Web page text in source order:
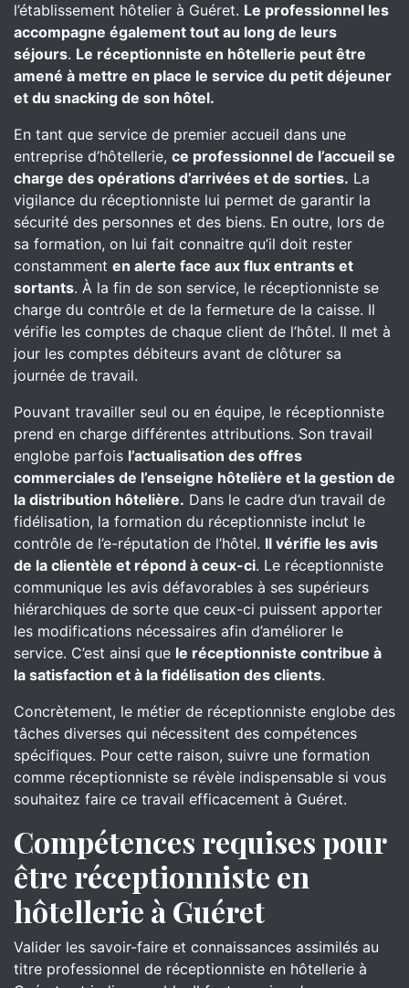
l’établissement hôtelier à Guéret. Le professionnel les
accompagne également tout au long de leurs
séjours. Le réceptionniste en hôtellerie peut être
amené à mettre en place le service du petit déjeuner
et du snacking de son hôtel.
En tant que service de premier accueil dans une
entreprise d’hôtellerie, ce professionnel de l’accueil se
charge des opérations d’arrivées et de sorties. La
vigilance du réceptionniste lui permet de garantir la
sécurité des personnes et des biens. En outre, lors de
sa formation, on lui fait connaitre qu’il doit rester
constamment en alerte face aux flux entrants et
sortants. À la fin de son service, le réceptionniste se
charge du contrôle et de la fermeture de la caisse. Il
vérifie les comptes de chaque client de l’hôtel. Il met à
jour les comptes débiteurs avant de clôturer sa
journée de travail.
Pouvant travailler seul ou en équipe, le réceptionniste
prend en charge différentes attributions. Son travail
englobe parfois l’actualisation des offres
commerciales de l’enseigne hôtelière et la gestion de
la distribution hôtelière. Dans le cadre d’un travail de
fidélisation, la formation du réceptionniste inclut le
contrôle de l’e-réputation de l’hôtel. Il vérifie les avis
de la clientèle et répond à ceux-ci. Le réceptionniste
communique les avis défavorables à ses supérieurs
hiérarchiques de sorte que ceux-ci puissent apporter
les modifications nécessaires afin d’améliorer le
service. C’est ainsi que le réceptionniste contribue à
la satisfaction et à la fidélisation des clients.
Concrètement, le métier de réceptionniste englobe des
tâches diverses qui nécessitent des compétences
spécifiques. Pour cette raison, suivre une formation
comme réceptionniste se révèle indispensable si vous
souhaitez faire ce travail efficacement à Guéret.
Compétences requises pour
être réceptionniste en
hôtellerie à Guéret
Valider les savoir-faire et connaissances assimilés au
titre professionnel de réceptionniste en hôtellerie à